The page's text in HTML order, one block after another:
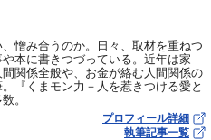
憎み合うのか。日々、取材を重ねつ
本に書きつづっている。近年は家
関係全般や、お金が絡む人間関係の
『くまモン力－人を惹きつける愛と
。
プロフィール詳細
執筆記事一覧